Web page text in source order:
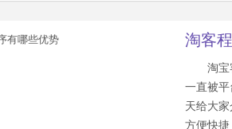
淘客
淘宝客
一直被
天给大
方便快